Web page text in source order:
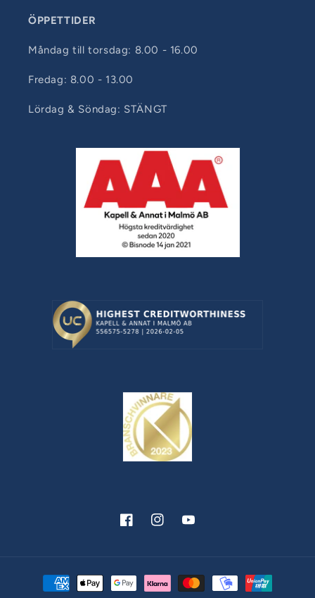
ÖPPETTIDER
Måndag till torsdag: 8.00 - 16.00
Fredag: 8.00 - 13.00
Lördag & Söndag: STÄNGT
FacebookInstagramYouTube
Betalningsmetoder